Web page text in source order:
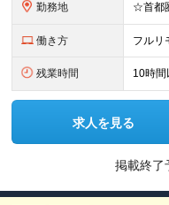
勤務地
働き方 フルリ
残業時間 10時間
求人を見る
掲載終了